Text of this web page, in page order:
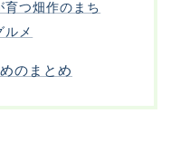
育つ畑作のまち
ルメ
のまとめ